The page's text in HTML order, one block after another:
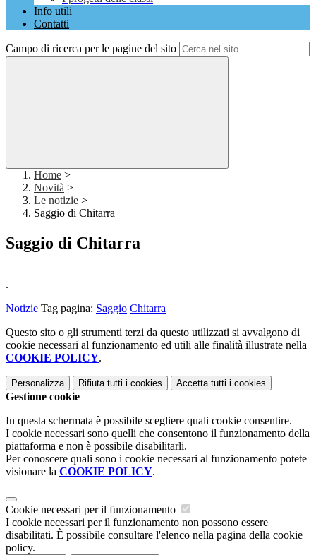
Info utili
Contatti
Campo di ricerca per le pagine del sito
Home >
Novità >
Le notizie >
Saggio di Chitarra
Saggio di Chitarra
.
Notizie Tag pagina: Saggio Chitarra
Questo sito o gli strumenti terzi da questo utilizzati si avvalgono di
cookie necessari al funzionamento ed utili alle finalità illustrate nella
COOKIE POLICY.
Personalizza Rifiuta tutti i cookies Accetta tutti i cookies
Gestione cookie
In questa schermata è possibile scegliere quali cookie consentire.
I cookie necessari sono quelli che consentono il funzionamento della
piattaforma e non è possibile disabilitarli.
Per conoscere quali sono i cookie necessari al funzionamento potete
visionare la COOKIE POLICY.
Cookie necessari per il funzionamento
I cookie necessari per il funzionamento non possono essere
disabilitati. È possibile consultare l'elenco nella pagina della cookie
policy.